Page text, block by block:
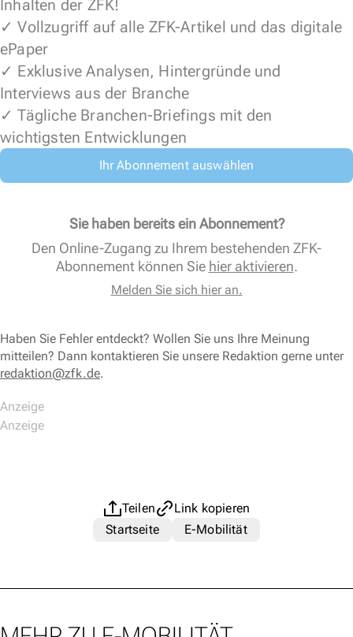
Inhalten der ZFK!
✓ Vollzugriff auf alle ZFK-Artikel und das digitale
ePaper
✓ Exklusive Analysen, Hintergründe und
Interviews aus der Branche
✓ Tägliche Branchen-Briefings mit den
wichtigsten Entwicklungen
Ihr Abonnement auswählen
Sie haben bereits ein Abonnement?
Den Online-Zugang zu Ihrem bestehenden ZFK-
Abonnement können Sie hier aktivieren.
Melden Sie sich hier an.
Haben Sie Fehler entdeckt? Wollen Sie uns Ihre Meinung
mitteilen? Dann kontaktieren Sie unsere Redaktion gerne unter
redaktion@zfk.de.
Teilen
Link kopieren
Startseite
E-Mobilität